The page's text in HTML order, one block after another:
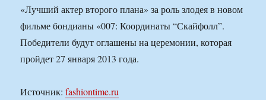
«Лучший актер второго плана» за роль злодея в новом
фильме бондианы «007: Координаты “Скайфолл”.
Победители будут оглашены на церемонии, которая
пройдет 27 января 2013 года.
Источник:fashiontime.ru